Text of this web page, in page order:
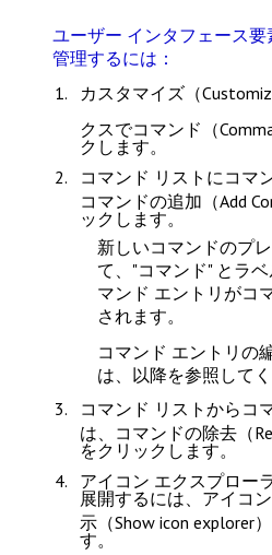
ユーザー インタフェース
管理するには：
カスタマイズ（
クスでコマンド（
クします。
コマンド リストにコマ
コマンドの追加（Add
ックします。
新しいコマンドのプ
て、"コマンド" とラ
マンド エントリがコ
されます。
コマンド エントリの
は、以降を参照してく
コマンド リストからコ
は、 コマンドの除去（
をクリックします。
アイコン エクスプロー
展開するには、 アイコ
示（Show icon explorer）
す。